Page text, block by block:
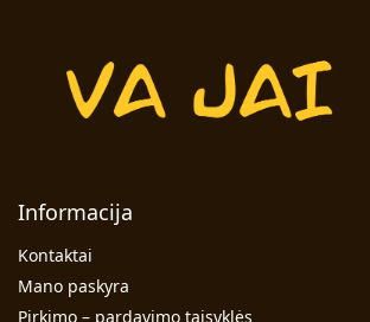
Informacija
Kontaktai
Mano paskyra
Pirkimo – pardavimo taisyklės